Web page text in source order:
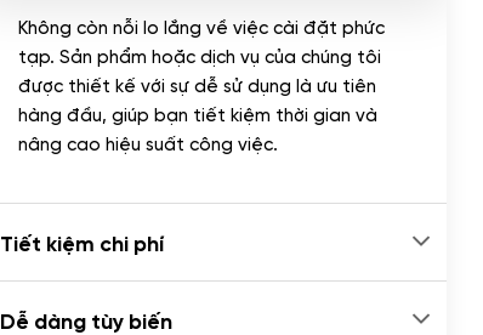
Không còn nỗi lo lắng về việc cài đặt phức
tạp. Sản phẩm hoặc dịch vụ của chúng tôi
được thiết kế với sự dễ sử dụng là ưu tiên
hàng đầu, giúp bạn tiết kiệm thời gian và
nâng cao hiệu suất công việc.
Tiết kiệm chi phí
Dễ dàng tùy biến